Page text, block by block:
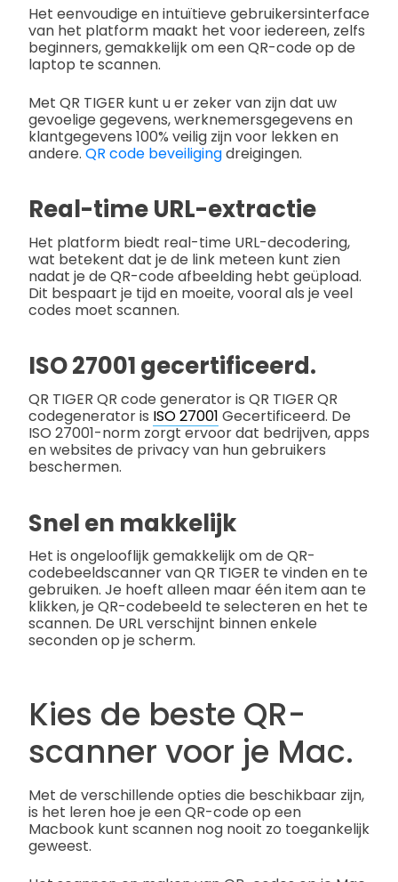
Het eenvoudige en intuïtieve gebruikersinterface
van het platform maakt het voor iedereen, zelfs
beginners, gemakkelijk om een QR-code op de
laptop te scannen.
Met QR TIGER kunt u er zeker van zijn dat uw
gevoelige gegevens, werknemersgegevens en
klantgegevens 100% veilig zijn voor lekken en
andere. QR code beveiligingdreigingen.
Real-time URL-extractie
Het platform biedt real-time URL-decodering,
wat betekent dat je de link meteen kunt zien
nadat je de QR-code afbeelding hebt geüpload.
Dit bespaart je tijd en moeite, vooral als je veel
codes moet scannen.
ISO 27001 gecertificeerd.
QR TIGER QR code generator is QR TIGER QR
codegenerator is ISO 27001 Gecertificeerd. De
ISO 27001-norm zorgt ervoor dat bedrijven, apps
en websites de privacy van hun gebruikers
beschermen.
Snel en makkelijk
Het is ongelooflijk gemakkelijk om de QR-
codebeeldscanner van QR TIGER te vinden en te
gebruiken. Je hoeft alleen maar één item aan te
klikken, je QR-codebeeld te selecteren en het te
scannen. De URL verschijnt binnen enkele
seconden op je scherm.
Kies de beste QR-
scanner voor je Mac.
Met de verschillende opties die beschikbaar zijn,
is het leren hoe je een QR-code op een
Macbook kunt scannen nog nooit zo toegankelijk
geweest.